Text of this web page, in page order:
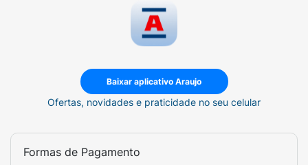
Baixar aplicativo Araujo
Ofertas, novidades e praticidade no seu celular
Formas de Pagamento